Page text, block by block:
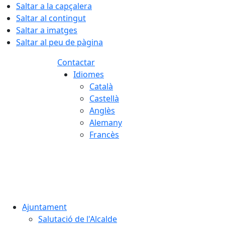
Saltar a la capçalera
Saltar al contingut
Saltar a imatges
Saltar al peu de pàgina
Contactar
Idiomes
Català
Castellà
Anglès
Alemany
Francès
Ajuntament
Salutació de l'Alcalde